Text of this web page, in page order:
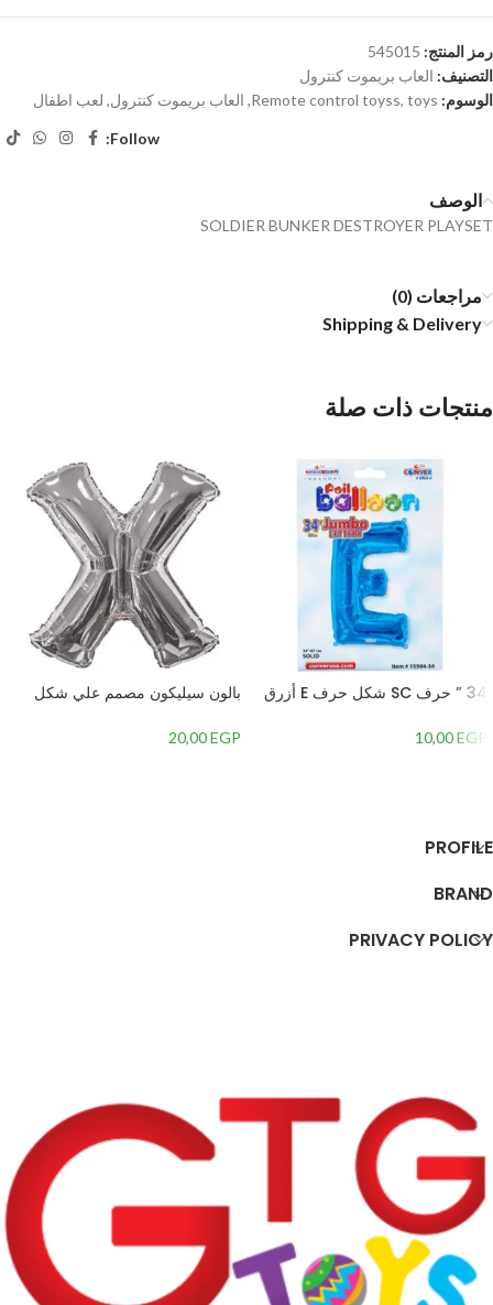
رمز المنتج: 545015
التصنيف: العاب بريموت كنترول
الوسوم:
Remote control toyss, toys
, العاب بريموت كنترول, لعب اطفال
Follow:
الوصف
SOLDIER BUNKER DESTROYER PLAYSET
مراجعات (0)
Shipping & Delivery
منتجات ذات صلة
34 ” حرف SC شكل حرف E أزرق
10,00EGP
بالون سيليكون مصمم علي شكل
بوصة20,00EGP
PROFILE
BRAND
PRIVACY POLICY